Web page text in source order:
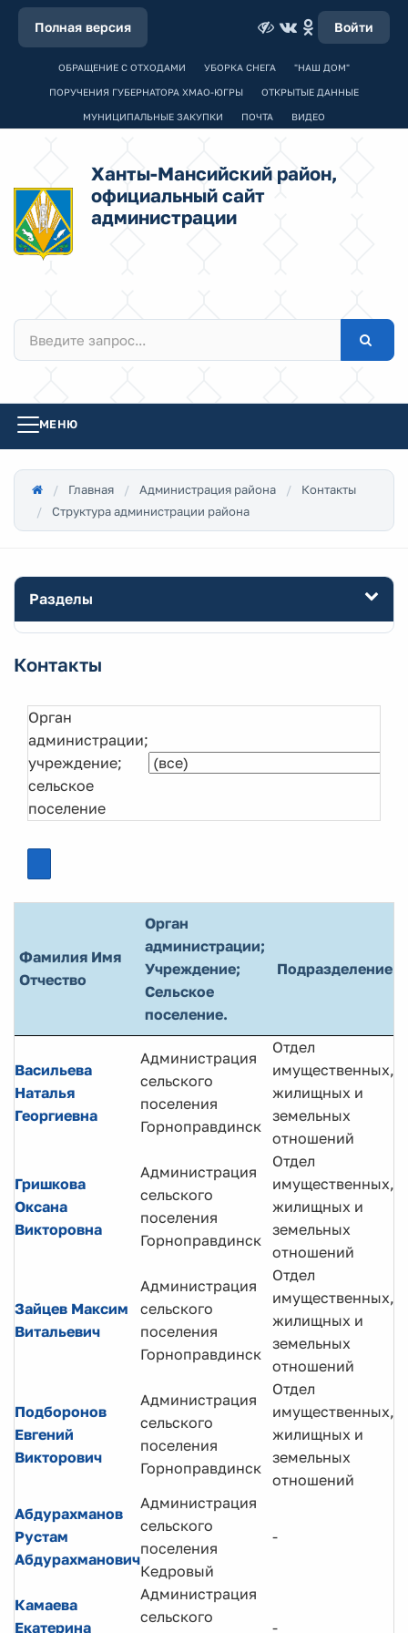
Полная версия Войти
ОБРАЩЕНИЕ С ОТХОДАМИ УБОРКА СНЕГА "НАШ ДОМ"
ПОРУЧЕНИЯ ГУБЕРНАТОРА ХМАО-ЮГРЫ ОТКРЫТЫЕ ДАННЫЕ
МУНИЦИПАЛЬНЫЕ ЗАКУПКИ ПОЧТА ВИДЕО
Ханты-Мансийский район,
официальный сайт
администрации
МЕНЮ
Главная Администрация района
Контакты
Структура администрации района
Разделы
Контакты
Орган
администрации;
учреждение;
сельское
поселение
Фамилия Имя
Отчество
Орган
администрации;
Учреждение;
Сельское
поселение.
Подразделение
Васильева
Наталья
Георгиевна
Администрация
сельского
поселения
Горноправдинск
Отдел
имущественных,
жилищных и
земельных
отношений
Гришкова
Оксана
Викторовна
Администрация
сельского
поселения
Горноправдинск
Отдел
имущественных,
жилищных и
земельных
отношений
Зайцев Максим
Витальевич
Администрация
сельского
поселения
Горноправдинск
Отдел
имущественных,
жилищных и
земельных
отношений
Подборонов
Евгений
Викторович
Администрация
сельского
поселения
Горноправдинск
Отдел
имущественных,
жилищных и
земельных
отношений
Абдурахманов
Рустам
Абдурахманович
Администрация
сельского
поселения
Кедровый
-
Камаева
Екатерина
Администрация
сельского
-